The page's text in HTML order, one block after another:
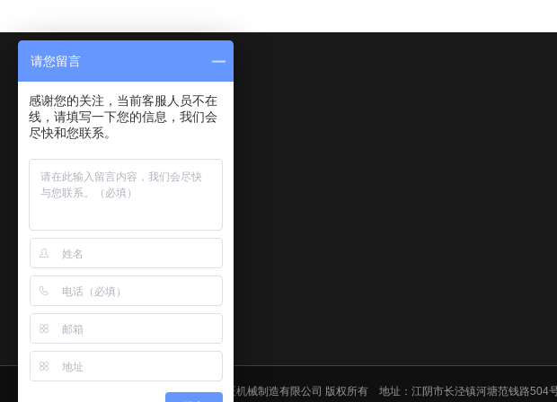
Copyright © 2020-2021 江阴市般匠机械制造有限公司 版权所有 地址：江阴市长泾镇河塘范钱路504
请您留言
感谢您的关注，当前客服人员不在
线，请填写一下您的信息，我们会
尽快和您联系。